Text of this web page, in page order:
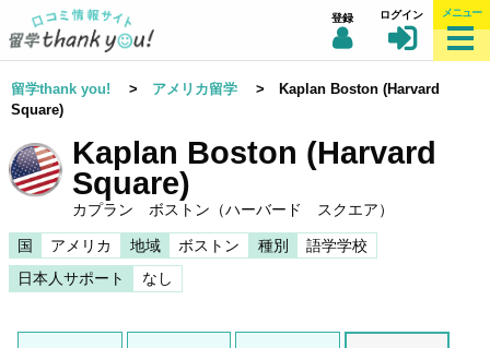
登録 ログイン メニュー
留学thank you! > アメリカ留学 > Kaplan Boston (Harvard
Square)
Kaplan Boston (Harvard
Square)
カプラン ボストン（ハーバード スクエア）
国 アメリカ 地域 ボストン 種別
語学学校
日本人サポート
なし